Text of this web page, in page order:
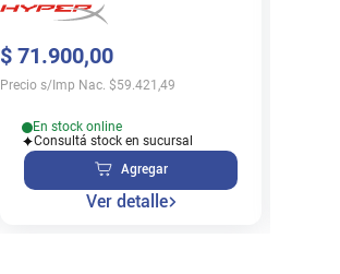
$ 71.900,00
Precio s/Imp Nac. $59.421,49
En stock online
Consultá stock en sucursal
Agregar
Ver detalle